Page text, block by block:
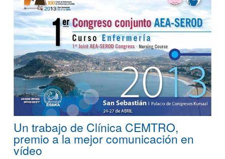
Un trabajo de Clínica CEMTRO,
premio a la mejor comunicación en
vídeo